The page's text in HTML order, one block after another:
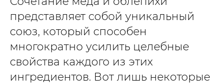
представляет собой уникальный
союз, который способен
многократно усилить целебные
свойства каждого из этих
ингредиентов. Вот лишь некоторые